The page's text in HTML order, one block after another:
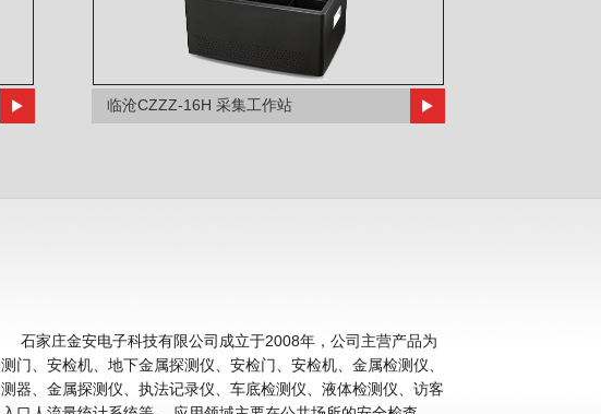
临沧CZZZ-16H 采集工作站
石家庄金安电子科技有限公司成立于2008年，公司主营产品为
门、安检机、地下金属探测仪、安检门、安检机、金属检测仪、
器、金属探测仪、执法记录仪、车底检测仪、液体检测仪、访客